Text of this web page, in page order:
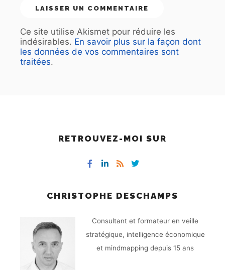
Ce site utilise Akismet pour réduire les
indésirables. En savoir plus sur la façon dont
les données de vos commentaires sont
traitées.
RETROUVEZ-MOI SUR
CHRISTOPHE DESCHAMPS
Consultant et formateur en veille
stratégique, intelligence économique
et mindmapping depuis 15 ans